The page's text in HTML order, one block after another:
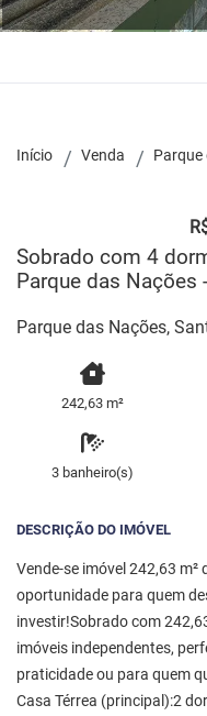
Início Venda Parque
Sobrado com 4
Parque das Nações
Parque das Nações,
242,63 m²
3 banheiro(s)
DESCRIÇÃO DO IMÓVEL
Vende-se imóvel 242,63
oportunidade para quem
investir!Sobrado com
imóveis independentes,
praticidade ou para quem
Casa Térrea (principal):2